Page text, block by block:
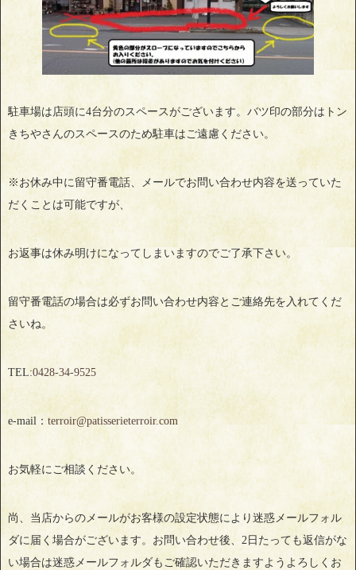
駐車場は店頭に4台分のスペースがございます。バツ印の部分はトン
きちやさんのスペースのため駐車はご遠慮ください。
※お休み中に留守番電話、メールでお問い合わせ内容を送っていた
だくことは可能ですが、
お返事は休み明けになってしまいますのでご了承下さい。
留守番電話の場合は必ずお問い合わせ内容とご連絡先を入れてくだ
さいね。
TEL:0428‐34‐9525
e-mail： terroir@patisserieterroir.com
お気軽にご相談ください。
尚、当店からのメールがお客様の設定状態により迷惑メールフォル
ダに届く場合がございます。お問い合わせ後、2日たっても返信がな
い場合は迷惑メールフォルダもご確認いただきますようよろしくお